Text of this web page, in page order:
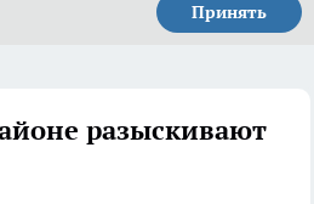
Принять
разыскивают